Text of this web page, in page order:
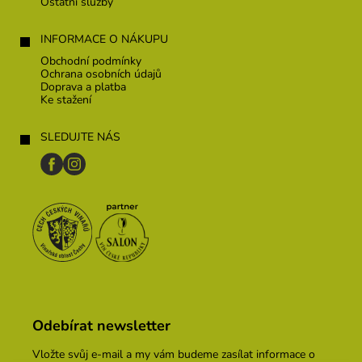
INFORMACE O NÁKUPU
Obchodní podmínky
Ochrana osobních údajů
Doprava a platba
Ke stažení
SLEDUJTE NÁS
Odebírat newsletter
Vložte svůj e-mail a my vám budeme zasílat informace o